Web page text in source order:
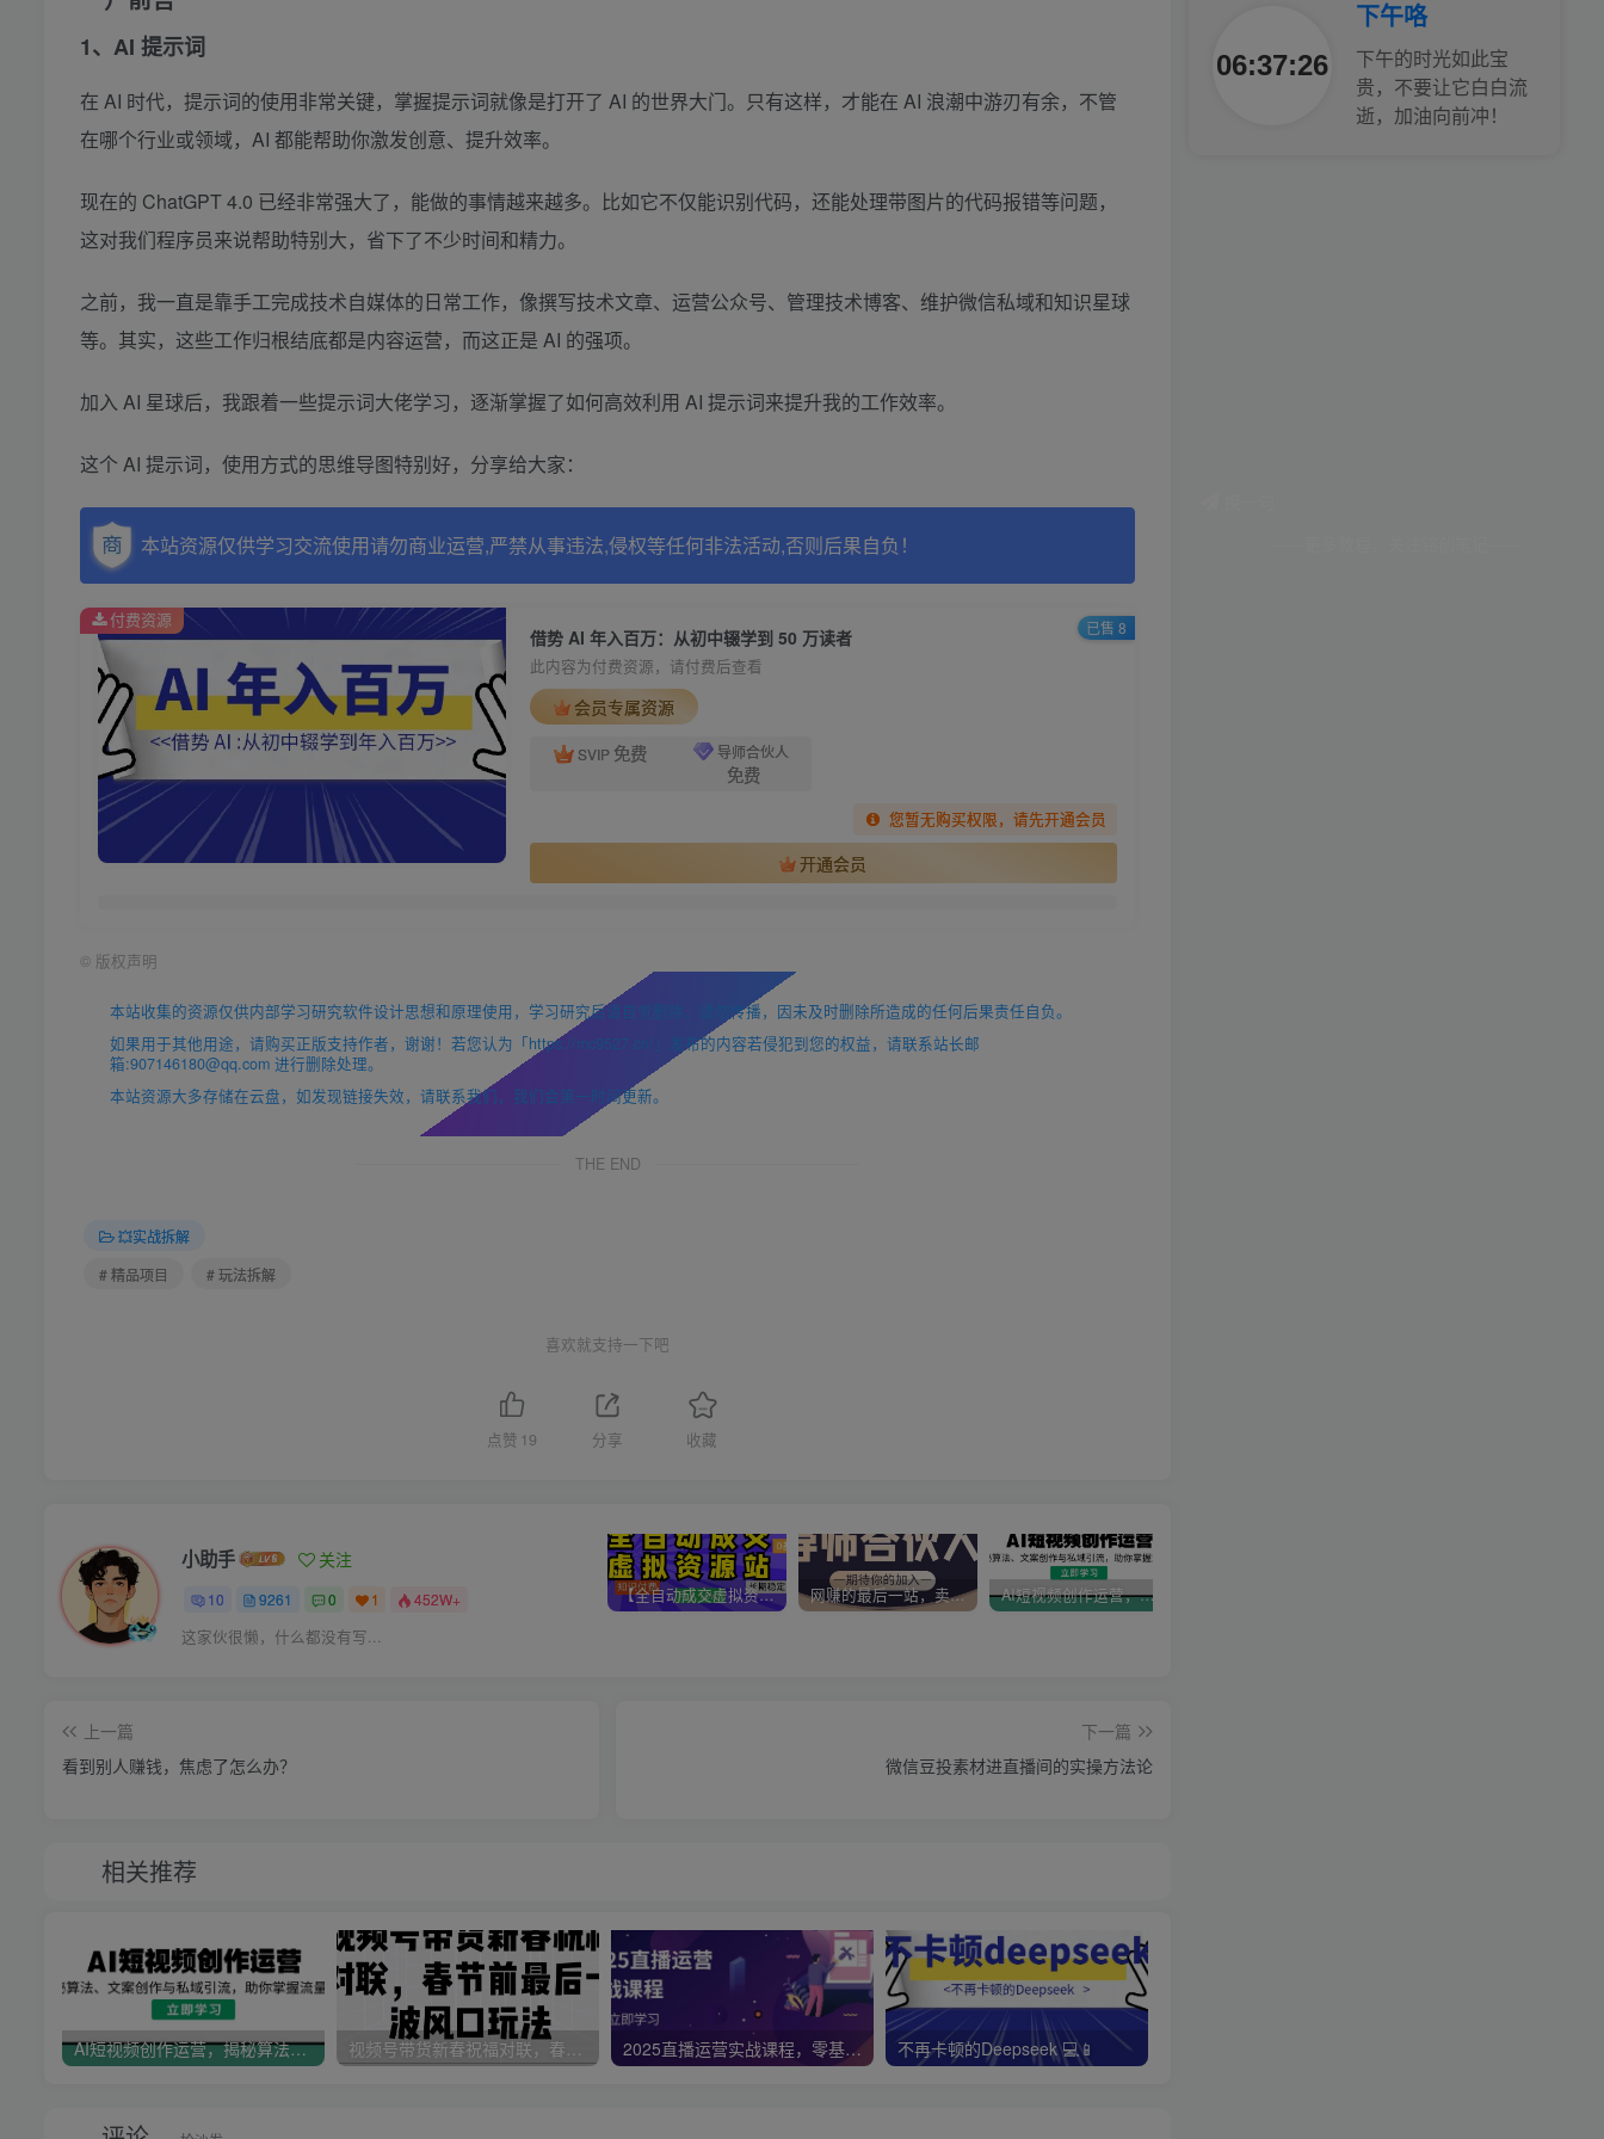
1、AI 提示词
在 AI 时代，提示词的使用非常关键，掌握提示词就像是打开了 AI 的世界大门。只有这样，才能在 AI 浪潮中游刃有余，不管
在哪个行业或领域，AI 都能帮助你激发创意、提升效率。
现在的 ChatGPT 4.0 已经非常强大了，能做的事情越来越多。比如它不仅能识别代码，还能处理带图片的代码报错等问题，
这对我们程序员来说帮助特别大，省下了不少时间和精力。
之前，我一直是靠手工完成技术自媒体的日常工作，像撰写技术文章、运营公众号、管理技术博客、维护微信私域和知识星球
等。其实，这些工作归根结底都是内容运营，而这正是 AI 的强项。
加入 AI 星球后，我跟着一些提示词大佬学习，逐渐掌握了如何高效利用 AI 提示词来提升我的工作效率。
这个 AI 提示词，使用方式的思维导图特别好，分享给大家：
本站资源仅供学习交流使用请勿商业运营,严禁从事违法,侵权等任何非法活动,否则后果自负！
借势 AI 年入百万：从初中辍学到 50 万读者
此内容为付费资源，请付费后查看
会员专属资源
SVIP 免费 导师合伙人
免费
您暂无购买权限，请先开通会员
开通会员
付费资源 已售 8
© 版权声明
本站收集的资源仅供内部学习研究软件设计思想和原理使用，学习研究后请自觉删除，请勿传播，因未及时删除所造成的任何后果责任自负。
如果用于其他用途，请购买正版支持作者，谢谢！若您认为「https://mc9527.cn/」发布的内容若侵犯到您的权益，请联系站长邮
箱:907146180@qq.com 进行删除处理。
本站资源大多存储在云盘，如发现链接失效，请联系我们，我们会第一时间更新。
THE END
💥实战拆解
# 精品项目
# 玩法拆解
喜欢就支持一下吧
点赞 19 分享 收藏
小助手 关注
10 9261 0 1 452W+
这家伙很懒，什么都没有写...
【全自动成交虚拟资源站】站长唯一陪跑项目！月入10W+~长期稳定~ 网赚的最后一站，卖项目！做网赚顶级猎食者~ AI短视频创作运营，揭秘算法、文案创作与私域引流，助你掌握流量密码
上一篇
看到别人赚钱，焦虑了怎么办？
下一篇
微信豆投素材进直播间的实操方法论
相关推荐
AI短视频创作运营，揭秘算法、文案创作与私域引流，助你掌握流量密码 2025直播运营实战课程，零基础入门到流量优化，快速提升直播间表现 不再卡顿的Deepseek 💻📱
06:37:27
下午咯
下午的时光如此宝
贵，不要让它白白流
逝，加油向前冲！